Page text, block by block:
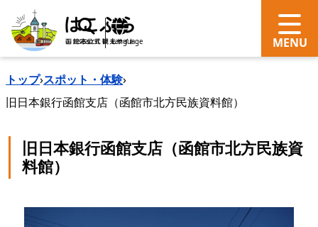
search Language
トップ›スポット・体験›
旧日本銀行函館支店（函館市北方民族資料館）
旧日本銀行函館支店（函館市北方民族資
料館）